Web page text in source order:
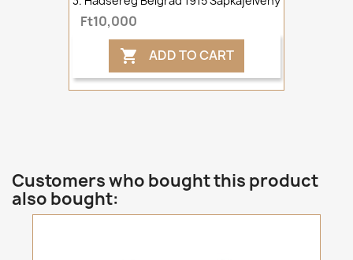
Ft10,000
 ADD TO CART
Customers who bought this product
also bought: